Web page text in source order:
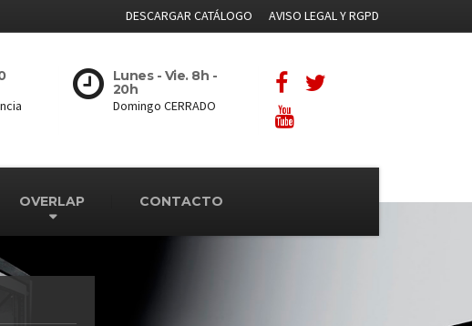
DESCARGAR CATÁLOGO AVISO LEGAL Y RGPD
Lunes - Vie. 8h -
20h
Domingo CERRADO
OVERLAP CONTACTO